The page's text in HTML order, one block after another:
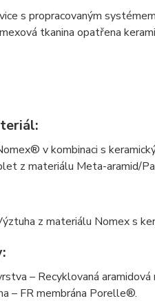
s propracovaným
tkanina opatřena
v kombinaci s
z materiálu Meta-aramid/
z materiálu Nomex s
– Recyklovaná
– FR membrána Porelle®.